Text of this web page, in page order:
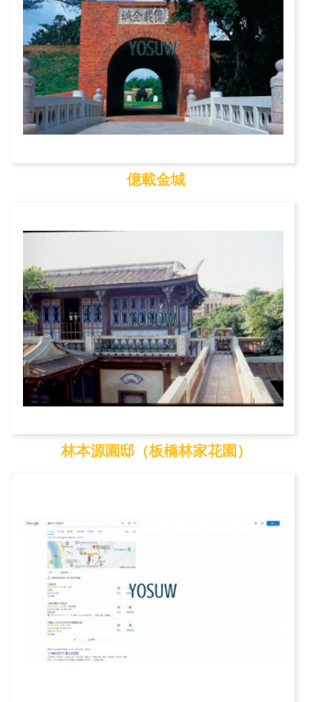
億載金城
林本源園邸（板橋林家花園）